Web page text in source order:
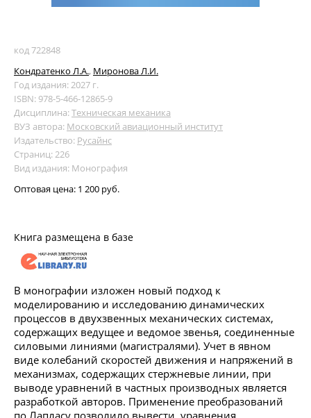
код 722848
Кондратенко Л.А., Миронова Л.И.
Год издания: 2027 г.
ISBN: 978-5-466-12865-9
Дисциплина:Техническая механика
ВУЗ автора: Московский авиационный институт
Издательство: Русайнс
Страниц: 226
Вид издания: Монография
Оптовая цена: 1 200 руб.
Книга размещена в базе
В монографии изложен новый подход к
моделированию и исследованию динамических
процессов в двухзвенных механических системах,
содержащих ведущее и ведомое звенья, соединенные
силовыми линиями (магистралями). Учет в явном
виде колебаний скоростей движения и напряжений в
механизмах, содержащих стержневые линии, при
выводе уравнений в частных производных является
разработкой авторов. Применение преобразований
по Лапласу позволило вывести уравнения,